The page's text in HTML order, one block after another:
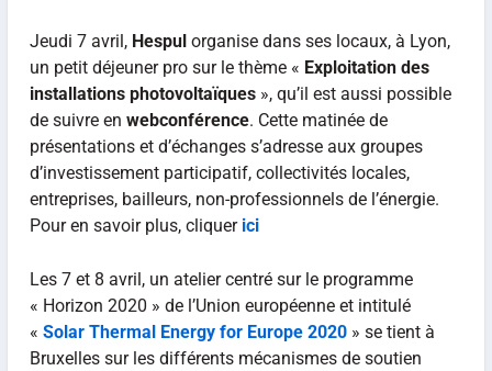
Jeudi 7 avril, Hespulorganise dans ses locaux, à Lyon,
un petit déjeuner pro sur le thème « Exploitation des
installations photovoltaïques», qu’il est aussi possible
de suivre en webconférence. Cette matinée de
présentations et d’échanges s’adresse aux groupes
d’investissement participatif, collectivités locales,
entreprises, bailleurs, non-professionnels de l’énergie.
Pour en savoir plus, cliquer ici
Les 7 et 8 avril, un atelier centré sur le programme
« Horizon 2020 » de l’Union européenne et intitulé
« Solar Thermal Energy for Europe 2020» se tient à
Bruxelles sur les différents mécanismes de soutien